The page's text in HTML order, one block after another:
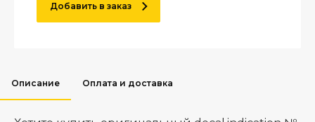
Добавить в заказ
Описание Оплата и доставка